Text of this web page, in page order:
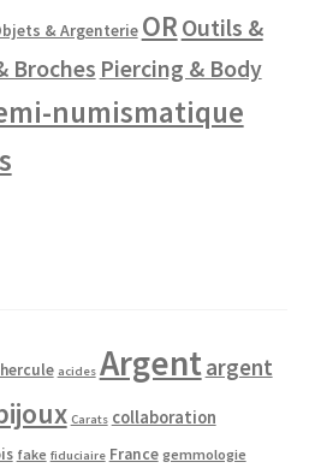
& Argenterie OR Outils &
Broches Piercing & Body
numismatique
acides Argentargent
Carats collaboration
fake fiduciaire France gemmologie